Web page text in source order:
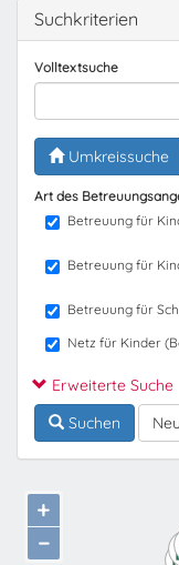
Suchkriterien
Volltextsuche
Umkreissuche
Art des
Betreuung für
Betreuung für
Betreuung für
Netz für Kinder
Erweiterte Suche
Suchen
+
−